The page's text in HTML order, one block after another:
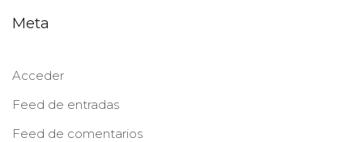
Meta
Acceder
Feed de entradas
Feed de comentarios